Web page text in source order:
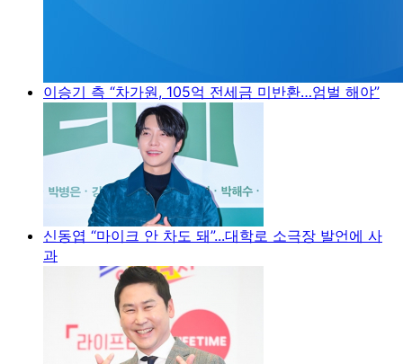
이승기 측 “차가원, 105억 전세금 미반환…엄벌 해야”
신동엽 “마이크 안 차도 돼”...대학로 소극장 발언에 사
과